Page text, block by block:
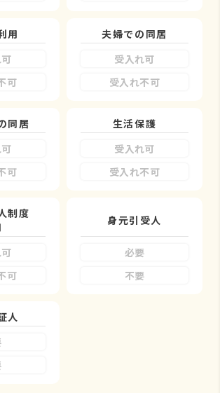
用
可
夫婦での同居
受入れ可
受入れ不可
同居
可
生活保護
受入れ可
受入れ不可
制度
可
身元引受人
必要
不要
人